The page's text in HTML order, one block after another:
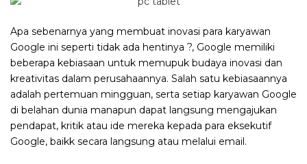
Apa sebenarnya yang membuat inovasi para karyawan
Google ini seperti tidak ada hentinya ?, Google memiliki
beberapa kebiasaan untuk memupuk budaya inovasi dan
kreativitas dalam perusahaannya. Salah satu kebiasaannya
adalah pertemuan mingguan, serta setiap karyawan Google
di belahan dunia manapun dapat langsung mengajukan
pendapat, kritik atau ide mereka kepada para eksekutif
Google, baikk secara langsung atau melalui email.